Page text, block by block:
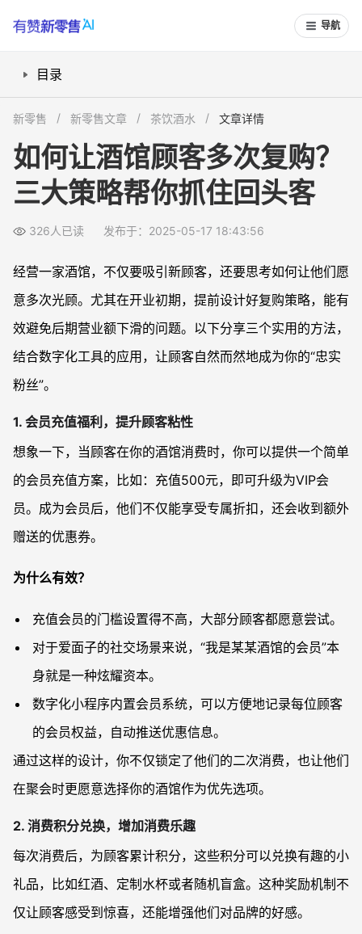
导航
目录
3. 邀请有奖活动，让老顾客带新顾客
结语：从工具到服务，全方位锁定复购
新零售 新零售文章 茶饮酒水 文章详情
如何让酒馆顾客多次复购？
三大策略帮你抓住回头客
326人已读 发布于：2025-05-17 18:43:56
经营一家酒馆，不仅要吸引新顾客，还要思考如何让他们愿
意多次光顾。尤其在开业初期，提前设计好复购策略，能有
效避免后期营业额下滑的问题。以下分享三个实用的方法，
结合数字化工具的应用，让顾客自然而然地成为你的“忠实
粉丝”。
1. 会员充值福利，提升顾客粘性
想象一下，当顾客在你的酒馆消费时，你可以提供一个简单
的会员充值方案，比如：充值500元，即可升级为VIP会
员。成为会员后，他们不仅能享受专属折扣，还会收到额外
赠送的优惠券。
为什么有效？
充值会员的门槛设置得不高，大部分顾客都愿意尝试。
对于爱面子的社交场景来说，“我是某某酒馆的会员”本
身就是一种炫耀资本。
数字化小程序内置会员系统，可以方便地记录每位顾客
的会员权益，自动推送优惠信息。
通过这样的设计，你不仅锁定了他们的二次消费，也让他们
在聚会时更愿意选择你的酒馆作为优先选项。
2. 消费积分兑换，增加消费乐趣
每次消费后，为顾客累计积分，这些积分可以兑换有趣的小
礼品，比如红酒、定制水杯或者随机盲盒。这种奖励机制不
仅让顾客感受到惊喜，还能增强他们对品牌的好感。